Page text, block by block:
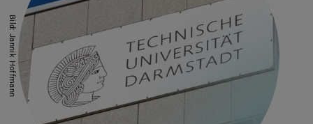
Bild: Jannik Hoffmann